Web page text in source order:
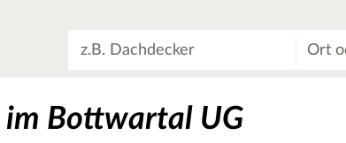
Bottwartal UG